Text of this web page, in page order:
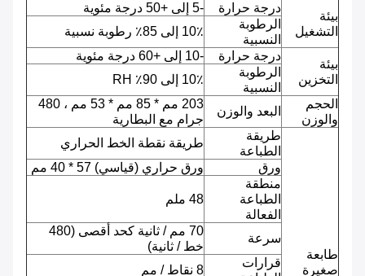
بيئة
التشغيل
درجة حرارة
-5 إلى +50 درجة مئوية
الرطوبة
النسبية
10٪ إلى 85٪ رطوبة نسبية
بيئة
التخزين
درجة حرارة
-10 إلى +60 درجة مئوية
الرطوبة
النسبية
10٪ إلى 90٪ RH
الحجم
والوزن
البعد والوزن
203 مم * 85 مم * 53 مم ، 480
جرام مع البطارية
طابعة
صغيرة
طريقة
الطباعة
طريقة نقطة الخط الحراري
ورق
ورق حراري (قياسي) 57 * 40 مم
منطقة
الطباعة
الفعالة
48 ملم
سرعة
70 مم / ثانية كحد أقصى (480
خط / ثانية)
قرارات
8 نقاط / مم